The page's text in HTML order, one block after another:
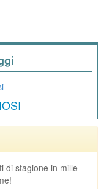
di stagione in mille